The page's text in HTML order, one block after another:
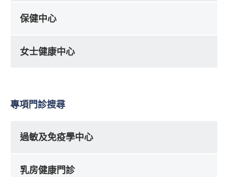
保健中心
女士健康中心
專項門診搜尋
過敏及免疫學中心
乳房健康門診